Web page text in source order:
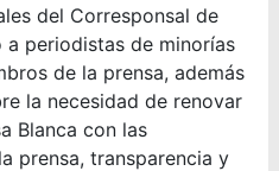
del Corresponsal de
periodistas de minorías
de la prensa, además
la necesidad de renovar
Blanca con las
prensa, transparencia y